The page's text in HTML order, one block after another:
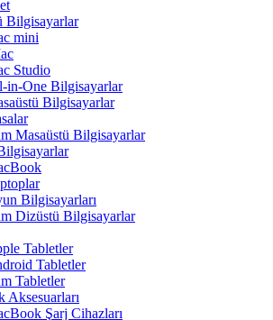
Bilgisayarlar
mini
Studio
in-One Bilgisayarlar
Bilgisayarlar
Masaüstü Bilgisayarlar
Bilgisayarları
Dizüstü Bilgisayarlar
Tabletler
Tabletler
Tabletler
Aksesuarları
Şarj Cihazları